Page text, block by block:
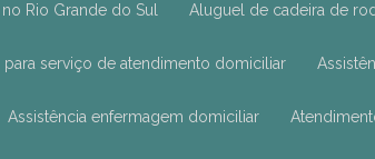
Rio Grande do Sul Aluguel de cadeira de
serviço de atendimento domiciliar
Assistência enfermagem domiciliar